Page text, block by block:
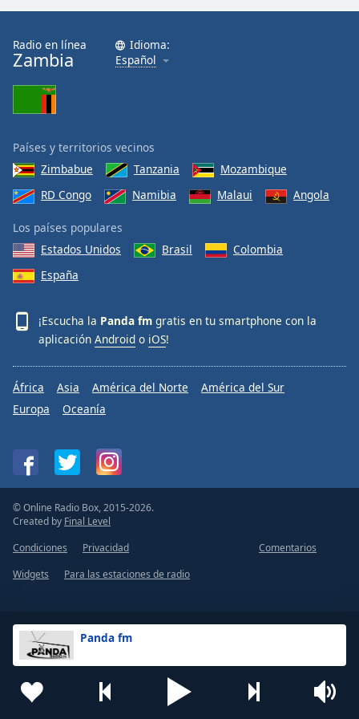
Caption
Background
Opacity
Font
Size
Edge
Style
Family
Done
Close
Modal
Dialog
End
dialog
window.
Panda fm
Radio en línea
Zambia
Idioma:
Español
Países y territorios vecinos
Zimbabue
Tanzania
Mozambique
RD Congo
Namibia Malaui Angola
Los países populares
Estados Unidos
Brasil
Colombia
España
¡Escucha la Panda fm gratis en tu smartphone con la
aplicación Android o iOS!
África Asia América del Norte
América del Sur
Europa
Oceanía
© Online Radio Box, 2015-2026.
Created by Final Level
Condiciones
Privacidad
Comentarios
Widgets
Para las estaciones de radio